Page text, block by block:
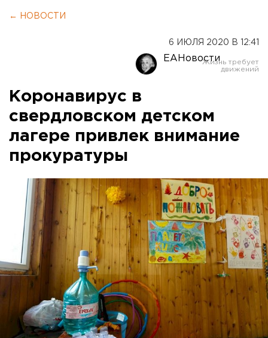
← НОВОСТИ
6 ИЮЛЯ 2020 В 12:41
ЕАНовости
Коронавирус в
свердловском детском
лагере привлек внимание
прокуратуры